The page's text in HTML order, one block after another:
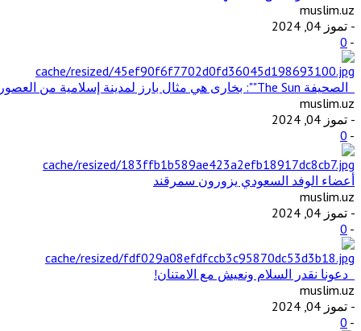
muslim.uz
- تموز 04, 2024
-
0
الصحيفة The Sun"": بخارى هي مثال بارز لمدينة إسلامية من العصور الوسطى في آسيا الوسطى
muslim.uz
- تموز 04, 2024
-
0
أعضاء الوفد السعودي يزورون سمرقند
muslim.uz
- تموز 04, 2024
-
0
دعونا نقدر السلام ونعيش مع الامتنان!
muslim.uz
- تموز 04, 2024
-
0